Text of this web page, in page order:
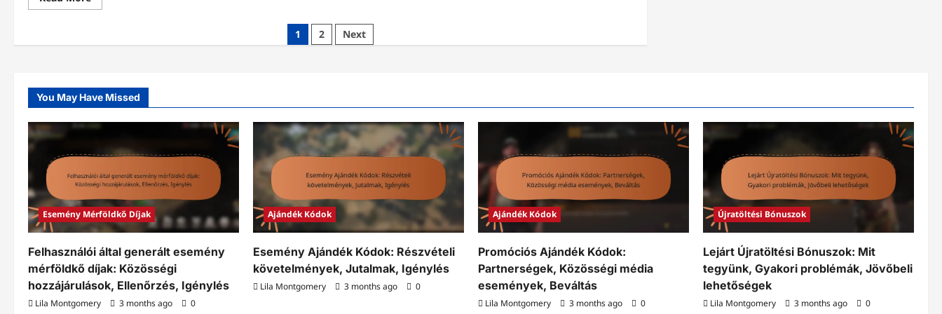
more
mérföldkő
média
események,
igénylés
1 2 Next
You May Have Missed
Esemény Mérföldkő Díjak
Felhasználói által generált esemény
mérföldkő díjak: Közösségi
hozzájárulások, Ellenőrzés, Igénylés
Lila Montgomery 3 months ago 0
Ajándék Kódok
Esemény Ajándék Kódok: Részvételi
követelmények, Jutalmak, Igénylés
Lila Montgomery 3 months ago 0
Ajándék Kódok
Promóciós Ajándék Kódok:
Partnerségek, Közösségi média
események, Beváltás
Lila Montgomery 3 months ago 0
Újratöltési Bónuszok
Lejárt Újratöltési Bónuszok: Mit
tegyünk, Gyakori problémák, Jövőbeli
lehetőségek
Lila Montgomery 3 months ago 0